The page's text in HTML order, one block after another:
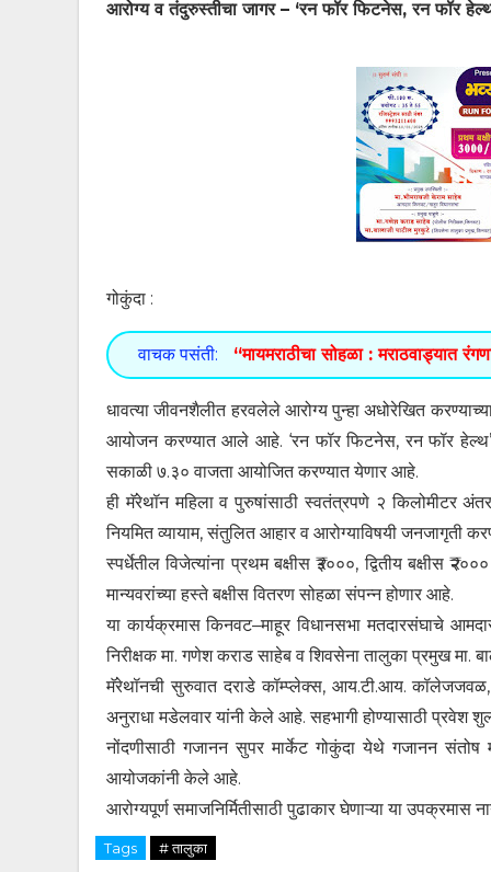
आरोग्य व तंदुरुस्तीचा जागर – ‘रन फॉर फिटनेस, रन फॉर
गोकुंदा :
वाचक पसंती: “मायमराठीचा सोहळा : मराठवाड्यात
धावत्या जीवनशैलीत हरवलेले आरोग्य पुन्हा अधोरेखित
आयोजन करण्यात आले आहे. ‘रन फॉर फिटनेस, रन फॉर हेल्थ’
सकाळी ७.३० वाजता आयोजित करण्यात येणार आहे.
ही मॅरेथॉन महिला व पुरुषांसाठी स्वतंत्रपणे २ किलोमीटर
नियमित व्यायाम, संतुलित आहार व आरोग्याविषयी जनजागृती
स्पर्धेतील विजेत्यांना प्रथम बक्षीस ₹३०००, द्वितीय बक्षीस
मान्यवरांच्या हस्ते बक्षीस वितरण सोहळा संपन्न होणार आहे.
या कार्यक्रमास किनवट–माहूर विधानसभा मतदारसंघाचे
निरीक्षक मा. गणेश कराड साहेब व शिवसेना तालुका प्रमुख मा.
मॅरेथॉनची सुरुवात दराडे कॉम्प्लेक्स, आय.टी.आय.
अनुराधा मडेलवार यांनी केले आहे. सहभागी होण्यासाठी
नोंदणीसाठी गजानन सुपर मार्केट गोकुंदा येथे गजानन
आयोजकांनी केले आहे.
आरोग्यपूर्ण समाजनिर्मितीसाठी पुढाकार घेणाऱ्या या
Tags # तालुका